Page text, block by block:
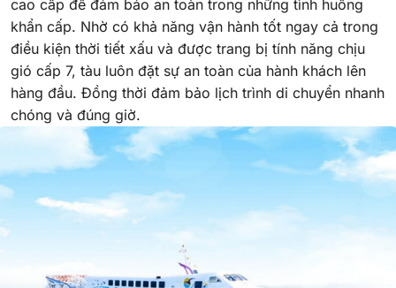
cao cấp để đảm bảo an toàn trong những tình huống
khẩn cấp. Nhờ có khả năng vận hành tốt ngay cả trong
điều kiện thời tiết xấu và được trang bị tính năng chịu
gió cấp 7, tàu luôn đặt sự an toàn của hành khách lên
hàng đầu. Đồng thời đảm bảo lịch trình di chuyển nhanh
chóng và đúng giờ.